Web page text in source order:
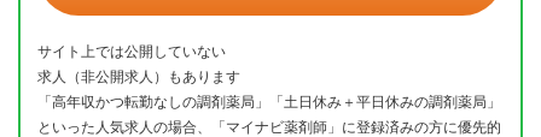
サイト上では公開していない
求人（非公開求人）もあります
「高年収かつ転勤なしの調剤薬局」「土日休み＋平日休みの調剤薬局」
といった人気求人の場合、「マイナビ薬剤師」に登録済みの方に優先的